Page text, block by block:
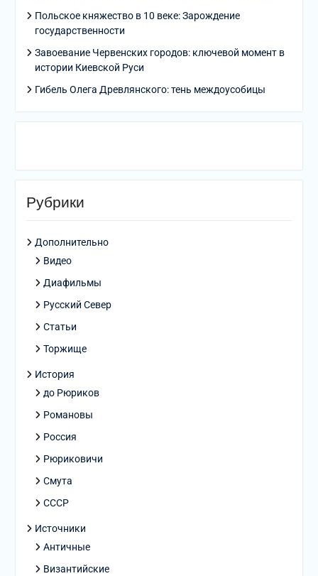
Польское княжество в 10 веке: Зарождение
государственности
Завоевание Червенских городов: ключевой момент в
истории Киевской Руси
Гибель Олега Древлянского: тень междоусобицы
Рубрики
Дополнительно
Видео
Диафильмы
Русский Север
Статьи
Торжище
История
до Рюриков
Романовы
Россия
Рюриковичи
Смута
СССР
Источники
Античные
Византийские